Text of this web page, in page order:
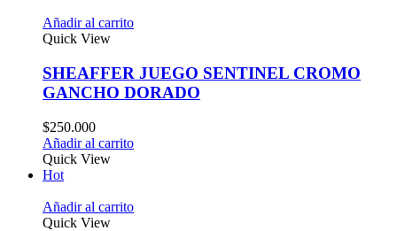
Añadir al carrito
Quick View
SHEAFFER JUEGO SENTINEL CROMO
GANCHO DORADO
$250.000
Añadir al carrito
Quick View
Hot
Añadir al carrito
Quick View